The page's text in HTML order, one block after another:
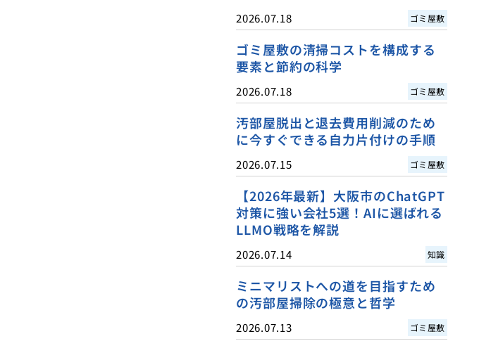
2026.07.18 ゴミ屋敷
ゴミ屋敷の清掃コストを構成する
要素と節約の科学
2026.07.18 ゴミ屋敷
汚部屋脱出と退去費用削減のため
に今すぐできる自力片付けの手順
2026.07.15 ゴミ屋敷
【2026年最新】大阪市のChatGPT
対策に強い会社5選！AIに選ばれる
LLMO戦略を解説
2026.07.14 知識
ミニマリストへの道を目指すため
の汚部屋掃除の極意と哲学
2026.07.13 ゴミ屋敷